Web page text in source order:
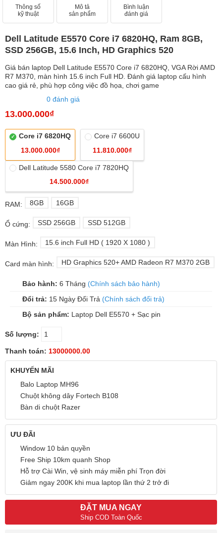
Thông số
kỹ thuật
Mô tả
sản phẩm
Bình luận
đánh giá
Dell Latitude E5570 Core i7 6820HQ, Ram 8GB,
SSD 256GB, 15.6 Inch, HD Graphics 520
Giá bán laptop Dell Latitude E5570 Core i7 6820HQ, VGA Rời AMD
R7 M370, màn hình 15.6 inch Full HD. Đánh giá laptop cấu hình
cao giá rẻ, phù hợp công việc đồ họa, chơi game
0 đánh giá
13.000.000₫
Core i7 6820HQ
13.000.000₫
Core i7 6600U
11.810.000₫
Dell Latitude 5580 Core i7 7820HQ
14.500.000₫
RAM: 8GB 16GB
Ổ cứng: SSD 256GB SSD 512GB
Màn Hình: 15.6 inch Full HD ( 1920 X 1080 )
Card màn hình: HD Graphics 520+ AMD Radeon R7 M370 2GB
Bảo hành: 6 Tháng (Chính sách bảo hành)
Đổi trả: 15 Ngày Đổi Trả (Chính sách đổi trả)
Bộ sản phẩm: Laptop Dell E5570 + Sạc pin
Số lượng:
Thanh toán: 13000000.00
KHUYẾN MÃI
Balo Laptop MH96
Chuột không dây Fortech B108
Bàn di chuột Razer
ƯU ĐÃI
Window 10 bản quyền
Free Ship 10km quanh Shop
Hỗ trợ Cài Win, vệ sinh máy miễn phí Trọn đời
Giảm ngay 200K khi mua laptop lần thứ 2 trở đi
ĐẶT MUA NGAY
Ship COD Toàn Quốc